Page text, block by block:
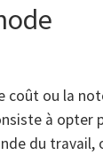
coût ou la
à opter
du travail,